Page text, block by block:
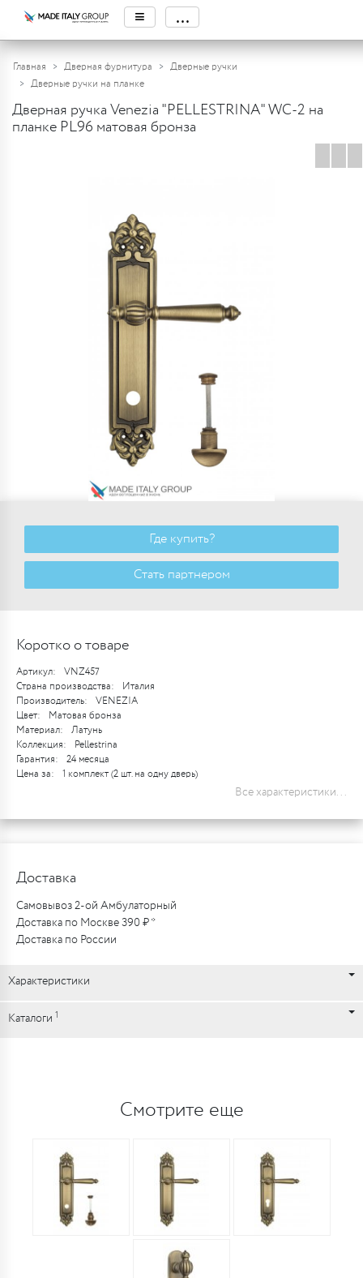
≡ ...
Главная Дверная фурнитура
Дверные ручки
Дверные ручки на планке
Дверная ручка Venezia "PELLESTRINA" WC-2 на
планке PL96 матовая бронза
Где купить?
Стать партнером
Коротко о товаре
Артикул:
VNZ457
Страна производства:
Италия
Производитель:
VENEZIA
Цвет:
Матовая бронза
Материал:
Латунь
Коллекция:
Pellestrina
Гарантия:
24 месяца
Цена за:
1 комплект (2 шт. на одну дверь)
Все характеристики...
Доставка
Самовывоз 2-ой Амбулаторный
Доставка по Москве 390 ₽ *
Доставка по России
Характеристики
Каталоги 1
Смотрите еще